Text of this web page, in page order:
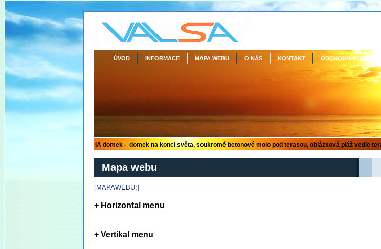
ÚVOD INFORMACE MAPA WEBU O NÁS KONTAKT OBCHODNÍ PODMÍNKY
Mapa webu
[MAPAWEBU;]
+ Horizontal menu
+ Vertikal menu